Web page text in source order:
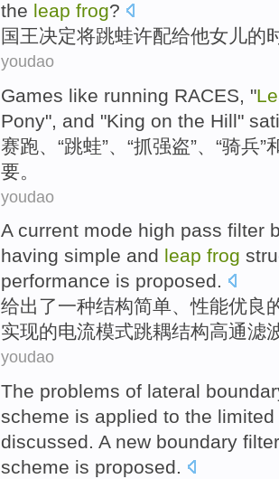
the leap frog?
国王决定将跳蛙许配给他女儿的
youdao
Games like running RACES, "
Pony", and "King on the Hill"
赛跑、“跳蛙”、“抓强盗”、“骑兵”
要。
youdao
A current mode high pass filter
having simple and leap frog
performance is proposed.
给出了一种结构简单、性能优良
实现的电流模式跳耦结构高通滤
youdao
The problems of lateral
scheme is applied to the limited
discussed. Anew boundary
scheme is proposed.